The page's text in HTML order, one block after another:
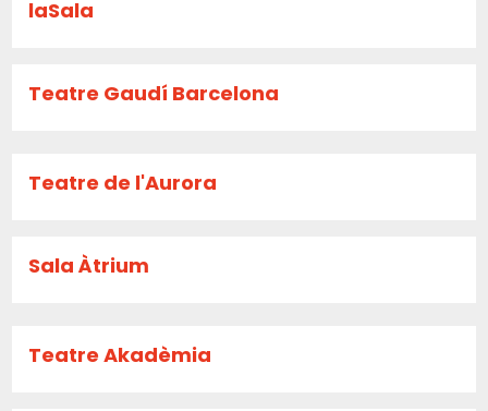
laSala
Teatre Gaudí Barcelona
Teatre de l'Aurora
Sala Àtrium
Teatre Akadèmia